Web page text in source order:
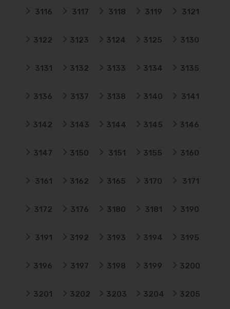
3116 3117 3118 3119 3121
3122 3123 3124 3125 3130
3131 3132 3133 3134 3135
3136 3137 3138 3140 3141
3142 3143 3144 3145 3146
3147 3150 3151 3155 3160
3161 3162 3165 3170 3171
3172 3176 3180 3181 3190
3191 3192 3193 3194 3195
3196 3197 3198 3199 3200
3201 3202 3203 3204 3205